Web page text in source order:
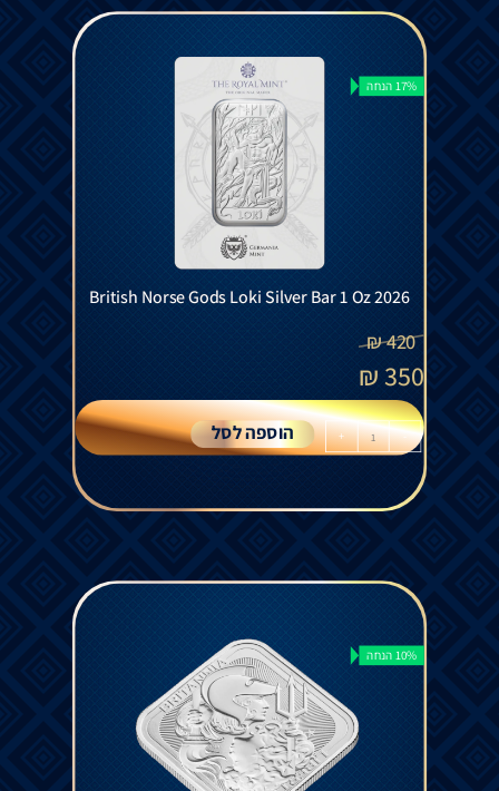
17% הנחה
British Norse Gods Loki Silver Bar 1 Oz 2026
420
₪
350
₪
-
+ הוספה לסל
10% הנחה